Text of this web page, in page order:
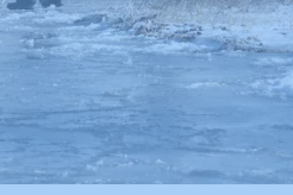
Benutzers identifiziert.
cookie_optin
Meine Familie
einzuschränken.
_gat
Google Analytics
Daten gesammelt werden.
Daten werden evtl. mit
NID
Google Maps
anzeigen